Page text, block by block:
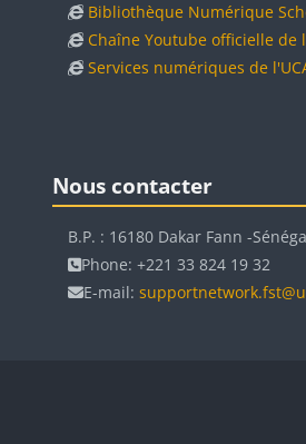
Bibliothèque Numérique
Chaîne Youtube officielle de
Services numériques de
Blocs
Nous contacter
B.P. : 16180 Dakar Fann -
Phone: +221 33 824 19 32
E-mail: